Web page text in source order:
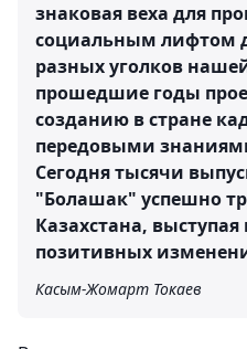
знаковая веха для
социальным лифтом
разных уголков
прошедшие годы
созданию в стране
передовыми
Сегодня тысячи
"Болашак" успешно
Казахстана,
позитивных
Касым-Жомарт Токаев